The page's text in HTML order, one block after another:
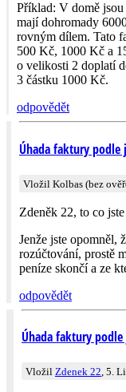
Příklad: V domě
mají dohromady
rovným dílem. Tato
500 Kč, 1000 Kč a
o velikosti 2 doplatí
3 částku 1000 Kč.
odpovědět
Úhada faktury
Vložil Kolbas (bez
Zdeněk 22, to co
Jenže jste opomněl,
rozúčtování, prostě
peníze skončí a ze
odpovědět
Úhada faktury
Vložil Zdenek 22, 5.